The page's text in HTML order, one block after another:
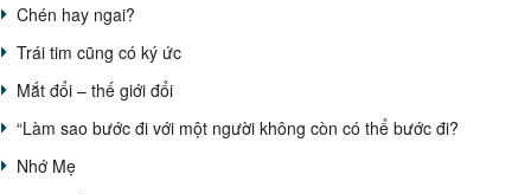
Chén hay ngai?
Trái tim cũng có ký ức
Mắt đổi – thế giới đổi
“Làm sao bước đi với một người không còn có thể bước đi?
Nhớ Mẹ